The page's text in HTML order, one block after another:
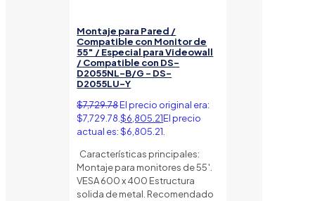
Montaje para Pared /
Compatible con Monitor de
55″ / Especial para Videowall
/ Compatible con DS-
D2055NL-B/G – DS-
D2055LU-Y
$7,729.78El precio original era:
$7,729.78.$6,805.21El precio
actual es: $6,805.21.
Características principales:
Montaje para monitores de 55′.
VESA 600 x 400 Estructura
solida de metal. Recomendado